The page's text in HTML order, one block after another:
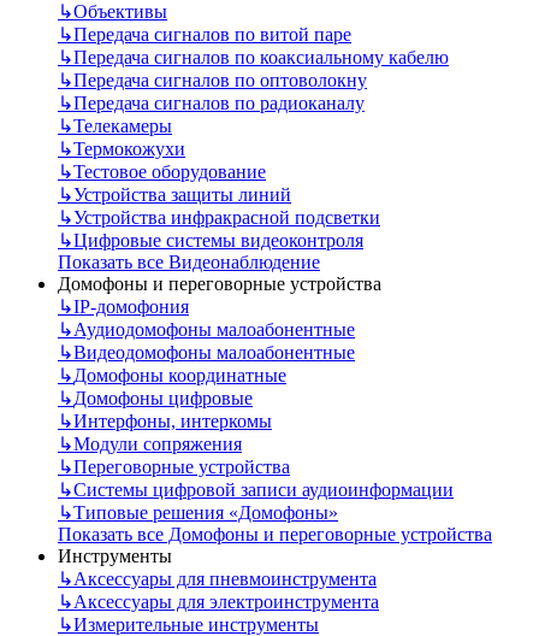
↳Объективы
↳Передача сигналов по витой паре
↳Передача сигналов по коаксиальному кабелю
↳Передача сигналов по оптоволокну
↳Передача сигналов по радиоканалу
↳Телекамеры
↳Термокожухи
↳Тестовое оборудование
↳Устройства защиты линий
↳Устройства инфракрасной подсветки
↳Цифровые системы видеоконтроля
Показать все Видеонаблюдение
Домофоны и переговорные устройства
↳IP-домофония
↳Аудиодомофоны малоабонентные
↳Видеодомофоны малоабонентные
↳Домофоны координатные
↳Домофоны цифровые
↳Интерфоны, интеркомы
↳Модули сопряжения
↳Переговорные устройства
↳Системы цифровой записи аудиоинформации
↳Типовые решения «Домофоны»
Показать все Домофоны и переговорные устройства
Инструменты
↳Аксессуары для пневмоинструмента
↳Аксессуары для электроинструмента
↳Измерительные инструменты